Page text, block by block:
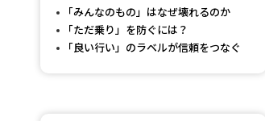
「みんなのもの」はなぜ壊れるのか
「ただ乗り」を防ぐには？
「良い行い」のラベルが信頼をつなぐ